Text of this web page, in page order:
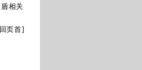
相关
页首]